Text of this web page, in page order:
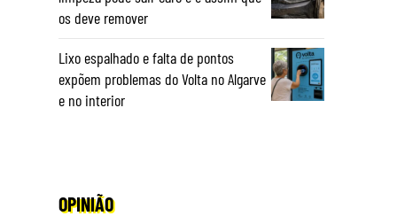
os deve remover
Lixo espalhado e falta de pontos
expõem problemas do Volta no Algarve
e no interior
OPINIÃO